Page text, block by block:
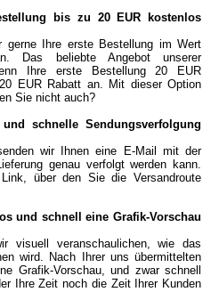
bis zu 20 EUR kostenlos
gerne Ihre erste Bestellung im Wert
Das beliebte Angebot unserer
Ihre erste Bestellung 20 EUR
EUR Rabatt an. Mit dieser Option
Sie nicht auch?
schnelle Sendungsverfolgung
wir Ihnen eine E-Mail mit der
genau verfolgt werden kann.
über den Sie die Versandroute
und schnell eine Grafik-Vorschau
visuell veranschaulichen, wie das
wird. Nach Ihrer uns übermittelten
Grafik-Vorschau, und zwar schnell
Ihre Zeit noch die Zeit Ihrer Kunden